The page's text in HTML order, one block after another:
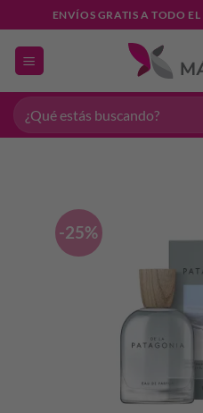
al
contenido
ENVÍOS GRATIS A TODO
Buscar
por:
-25%